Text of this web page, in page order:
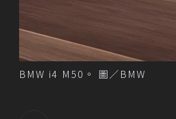
BMW i4 M50。 圖／BMW